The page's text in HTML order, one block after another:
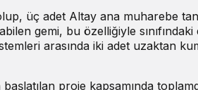
üç adet Altay ana muharebe
gemi, bu özelliğiyle sınıfındaki
arasında iki adet uzaktan
proje kapsamında